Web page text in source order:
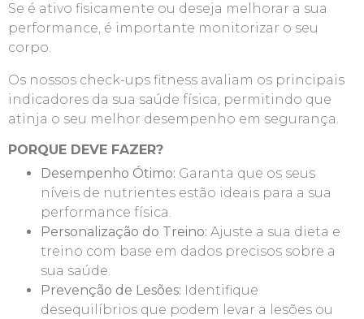
Se é ativo fisicamente ou deseja melhorar a sua
performance, é importante monitorizar o seu
corpo.
Os nossos check-ups fitness avaliam os principais
indicadores da sua saúde física, permitindo que
atinja o seu melhor desempenho em segurança.
PORQUE DEVE FAZER?
Desempenho Ótimo: Garanta que os seus
níveis de nutrientes estão ideais para a sua
performance física.
Personalização do Treino: Ajuste a sua dieta e
treino com base em dados precisos sobre a
sua saúde.
Prevenção de Lesões: Identifique
desequilíbrios que podem levar a lesões ou